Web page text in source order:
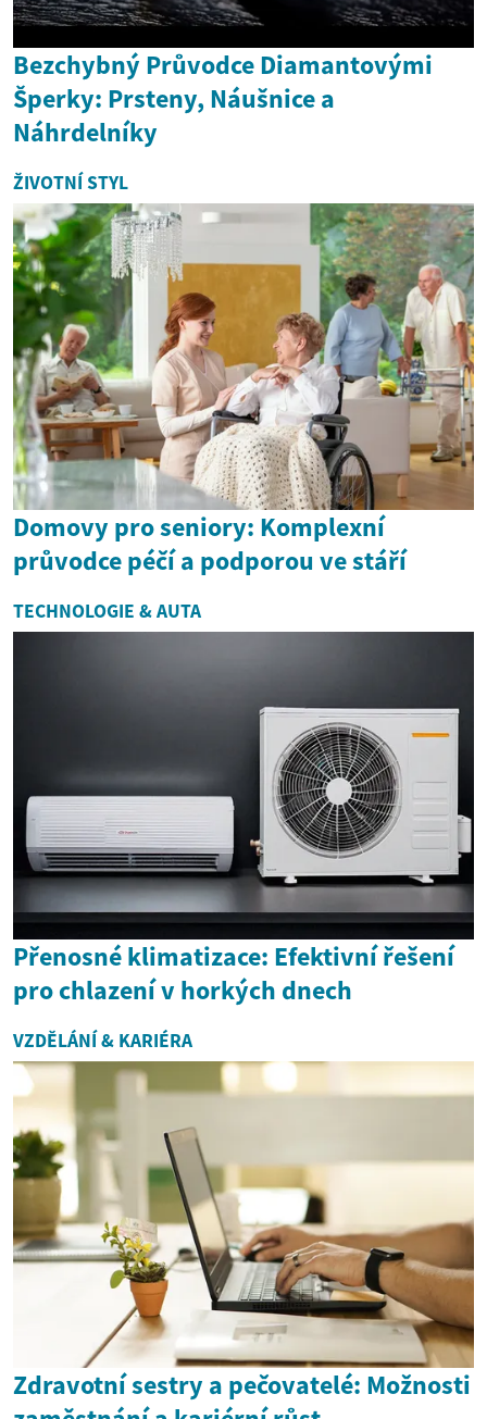
Bezchybný Průvodce Diamantovými
Šperky: Prsteny, Náušnice a
Náhrdelníky
ŽIVOTNÍ STYL
Domovy pro seniory: Komplexní
průvodce péčí a podporou ve stáří
TECHNOLOGIE & AUTA
Přenosné klimatizace: Efektivní řešení
pro chlazení v horkých dnech
VZDĚLÁNÍ & KARIÉRA
Zdravotní sestry a pečovatelé: Možnosti